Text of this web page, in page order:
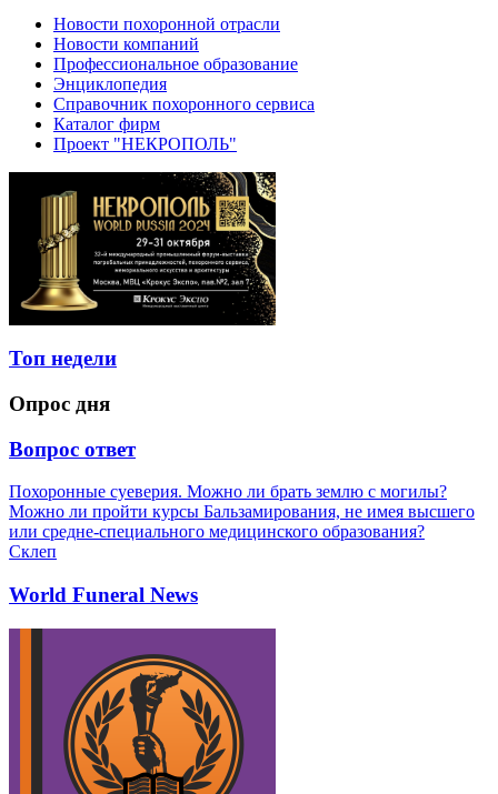
Новости похоронной отрасли
Новости компаний
Профессиональное образование
Энциклопедия
Справочник похоронного сервиса
Каталог фирм
Проект "НЕКРОПОЛЬ"
Топ недели
Опрос дня
Вопрос ответ
Похоронные суеверия. Можно ли брать землю с могилы?
Можно ли пройти курсы Бальзамирования, не имея высшего
или средне-специального медицинского образования?
Склеп
World Funeral News